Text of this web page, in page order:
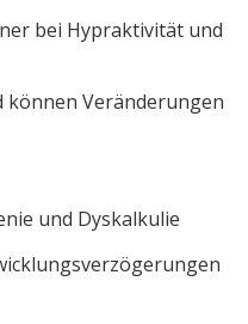
bei Hypraktivität und
Veränderungen
und Dyskalkulie